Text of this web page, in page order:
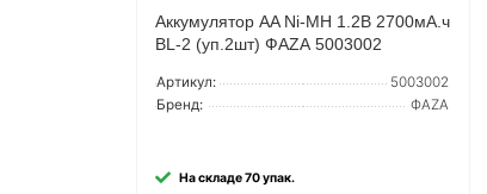
Аккумулятор AA Ni-MH 1.2В 2700мА.ч
BL-2 (уп.2шт) ФАZА 5003002
Артикул:
5003002
Бренд:
ФАZА
На складе 70 упак.